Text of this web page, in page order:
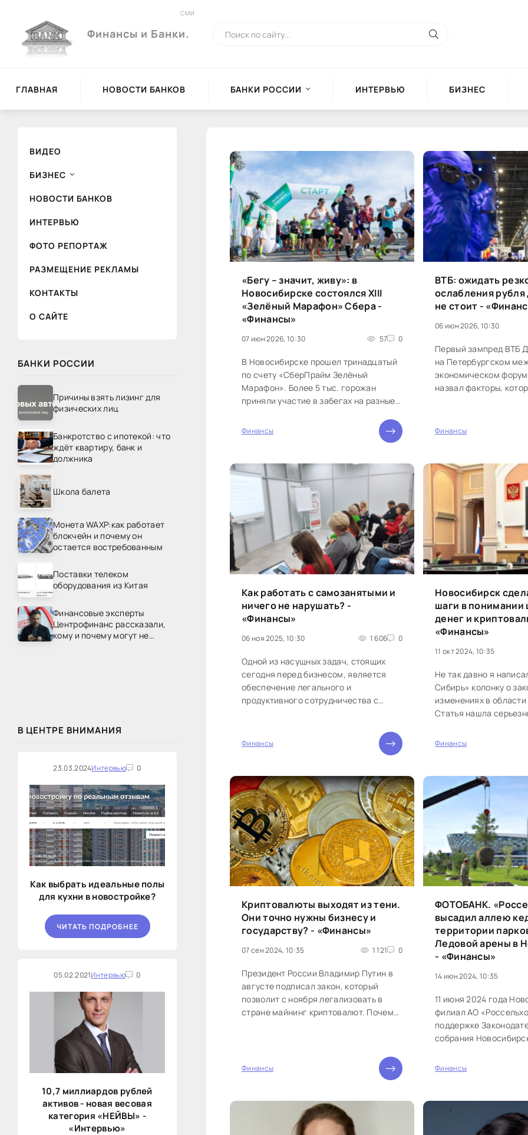
Финансы и Банки.
СМИ
ГЛАВНАЯ НОВОСТИ БАНКОВ БАНКИ РОССИИ ИНТЕРВЬЮ БИЗНЕС
ВИДЕО
БИЗНЕС
НОВОСТИ БАНКОВ
ИНТЕРВЬЮ
ФОТО РЕПОРТАЖ
РАЗМЕЩЕНИЕ РЕКЛАМЫ
КОНТАКТЫ
О САЙТЕ
БАНКИ РОССИИ
Причины взять лизинг для
физических лиц
Банкротство с ипотекой: что
ждёт квартиру, банк и
должника
Школа балета
Монета WAXP:как работает
блокчейн и почему он
остается востребованным
Поставки телеком
оборудования из Китая
Финансовые эксперты
Центрофинанс рассказали,
кому и почему могут не
В ЦЕНТРЕ ВНИМАНИЯ
23.03.2024Интервью 0
Как выбрать идеальные полы
для кухни в новостройке?
ЧИТАТЬ ПОДРОБНЕЕ
05.02.2021Интервью 0
10,7 миллиардов рублей
активов - новая весовая
категория «НЕЙВЫ» -
«Интервью»
«Бегу – значит, живу»: в
Новосибирске состоялся XIII
«Зелёный Марафон» Сбера -
«Финансы»
07 июн 2026, 10:30 57 0
В Новосибирске прошел тринадцатый
по счету «СберПрайм Зелёный
Марафон». Более 5 тыс. горожан
приняли участие в забегах на разные
0
Финансы
ВТБ: ожидать
ослабления рубля
не стоит -
06 июн 2026, 10:30
Первый зампред ВТБ
на Петербургском
экономическом
назвал факторы,
Финансы
Как работать с самозанятыми и
ничего не нарушать? -
«Финансы»
06 ноя 2025, 10:30 1 606 0
Одной из насущных задач, стоящих
сегодня перед бизнесом, является
обеспечение легального и
продуктивного сотрудничества с
опытом...
Финансы
Новосибирск
шаги в понимании
денег и
«Финансы»
11 окт 2024, 10:35
Не так давно я
Сибирь» колонку о
изменениях в
Статья нашла
Финансы
Криптовалюты выходят из тени.
Они точно нужны бизнесу и
государству? - «Финансы»
07 сен 2024, 10:35 1 121 0
Президент России Владимир Путин в
августе подписал закон, который
позволит с ноября легализовать в
стране майнинг криптовалют. Почему
0
Финансы
ФОТОБАНК.
высадил аллею
территории
Ледовой арены в
- «Финансы»
14 июн 2024, 10:35
11 июня 2024 года
филиал АО
поддержке
собрания
акцию, приуроченную
Финансы